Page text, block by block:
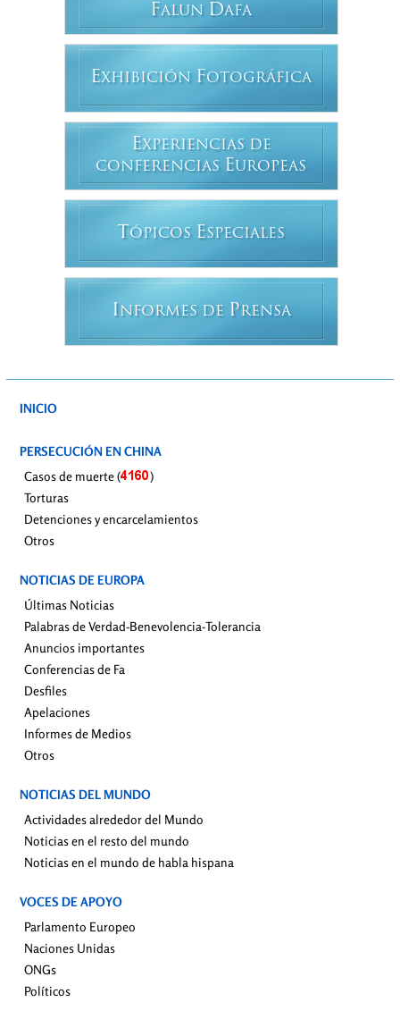
FALUN DAFA
EXHIBICIÓN FOTOGRÁFICA
EXPERIENCIAS DE
CONFERENCIAS EUROPEAS
T ÓPICOS ESPECIALES
INFORMES DE PRENSA
INICIO
PERSECUCIÓN EN CHINA
Casos de muerte (
)
Torturas
Detenciones y encarcelamientos
Otros
NOTICIAS DE EUROPA
Últimas Noticias
Palabras de Verdad-Benevolencia-Tolerancia
Anuncios importantes
Conferencias de Fa
Desfiles
Apelaciones
Informes de Medios
Otros
NOTICIAS DEL MUNDO
Actividades alrededor del Mundo
Noticias en el resto del mundo
Noticias en el mundo de habla hispana
VOCES DE APOYO
Parlamento Europeo
Naciones Unidas
ONGs
Políticos